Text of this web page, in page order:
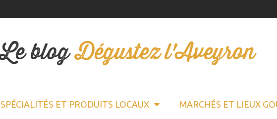
Le blogDégustez l'Aveyron
SPÉCIALITÉS ET PRODUITS LOCAUX MARCHÉS ET LIEUX